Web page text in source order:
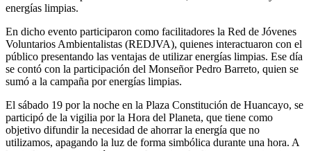
energías limpias.
En dicho evento participaron como facilitadores la Red de Jóvenes
Voluntarios Ambientalistas (REDJVA), quienes interactuaron con el
público presentando las ventajas de utilizar energías limpias. Ese día
se contó con la participación del Monseñor Pedro Barreto, quien se
sumó a la campaña por energías limpias.
El sábado 19 por la noche en la Plaza Constitución de Huancayo, se
participó de la vigilia por la Hora del Planeta, que tiene como
objetivo difundir la necesidad de ahorrar la energía que no
utilizamos, apagando la luz de forma simbólica durante una hora. A